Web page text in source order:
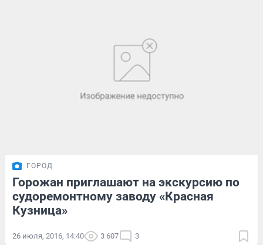
ГОРОД
Горожан приглашают на экскурсию по
судоремонтному заводу «Красная
Кузница»
26 июля, 2016, 14:40 3 607 3